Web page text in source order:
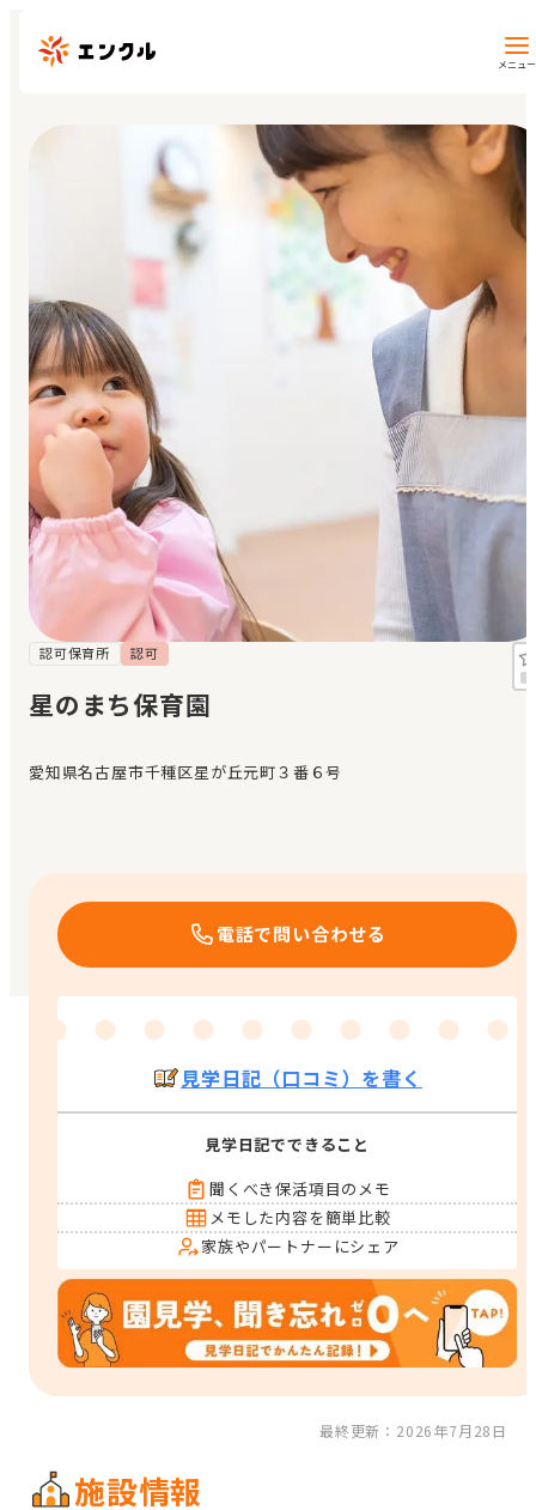
メニュー
保育園・幼稚園を探す
地図から探す
地域から探す
マイページ
閲覧履歴
お気に入り
見学日記
メッセージ
おすすめの園
エンクルの特徴と活用方法
認可保育所 認可
星のまち保育園
愛知県名古屋市千種区星が丘元町３番６号
電話で問い合わせる
見学日記（口コミ）を書く
見学日記でできること
聞くべき保活項目のメモ
メモした内容を簡単比較
家族やパートナーにシェア
最終更新：2026年7月28日
施設情報